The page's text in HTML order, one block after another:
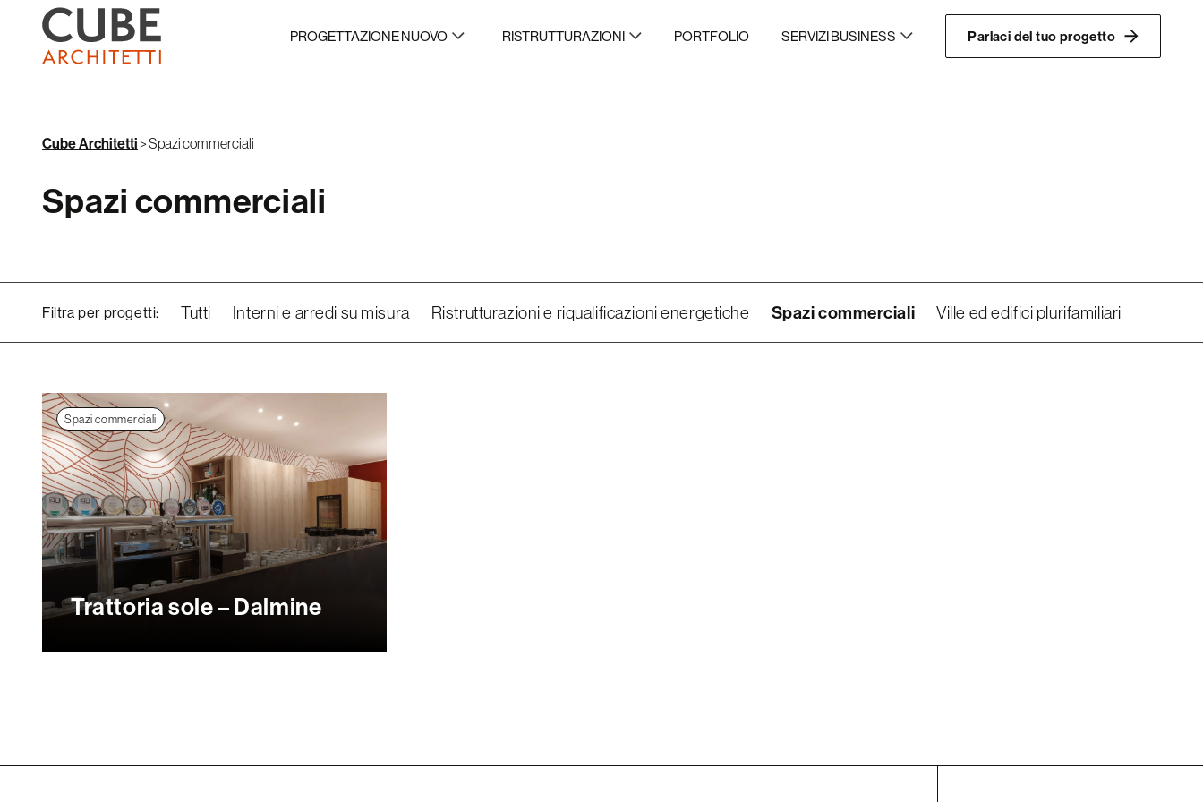
PROGETTAZIONE NUOVO RISTRUTTURAZIONI PORTFOLIO SERVIZI BUSINESS Parlaci del tuo progetto
Cube Architetti>Spazi commerciali
Spazi commerciali
Filtra per progetti: Tutti Interni e arredi su misura Ristrutturazioni e riqualificazioni energetiche Spazi commerciali Ville ed edifici plurifamiliari
Spazi commerciali
Trattoria sole – Dalmine